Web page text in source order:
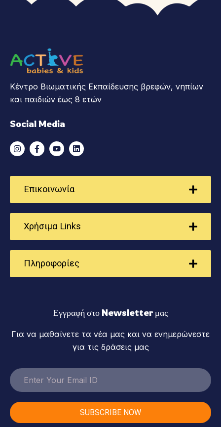
Κέντρο Βιωματικής Εκπαίδευσης βρεφών, νηπίων
και παιδιών έως 8 ετών
Social Media
Επικοινωνία
Χρήσιμα Links
Πληροφορίες
Εγγραφή στο Newsletter μας
Για να μαθαίνετε τα νέα μας και να ενημερώνεστε
για τις δράσεις μας
SUBSCRIBE NOW